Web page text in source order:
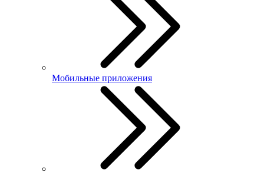
Мобильные приложения